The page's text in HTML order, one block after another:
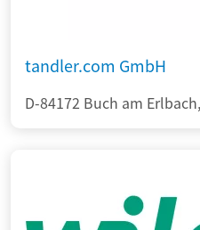
tandler.com GmbH
D-84172 Buch am